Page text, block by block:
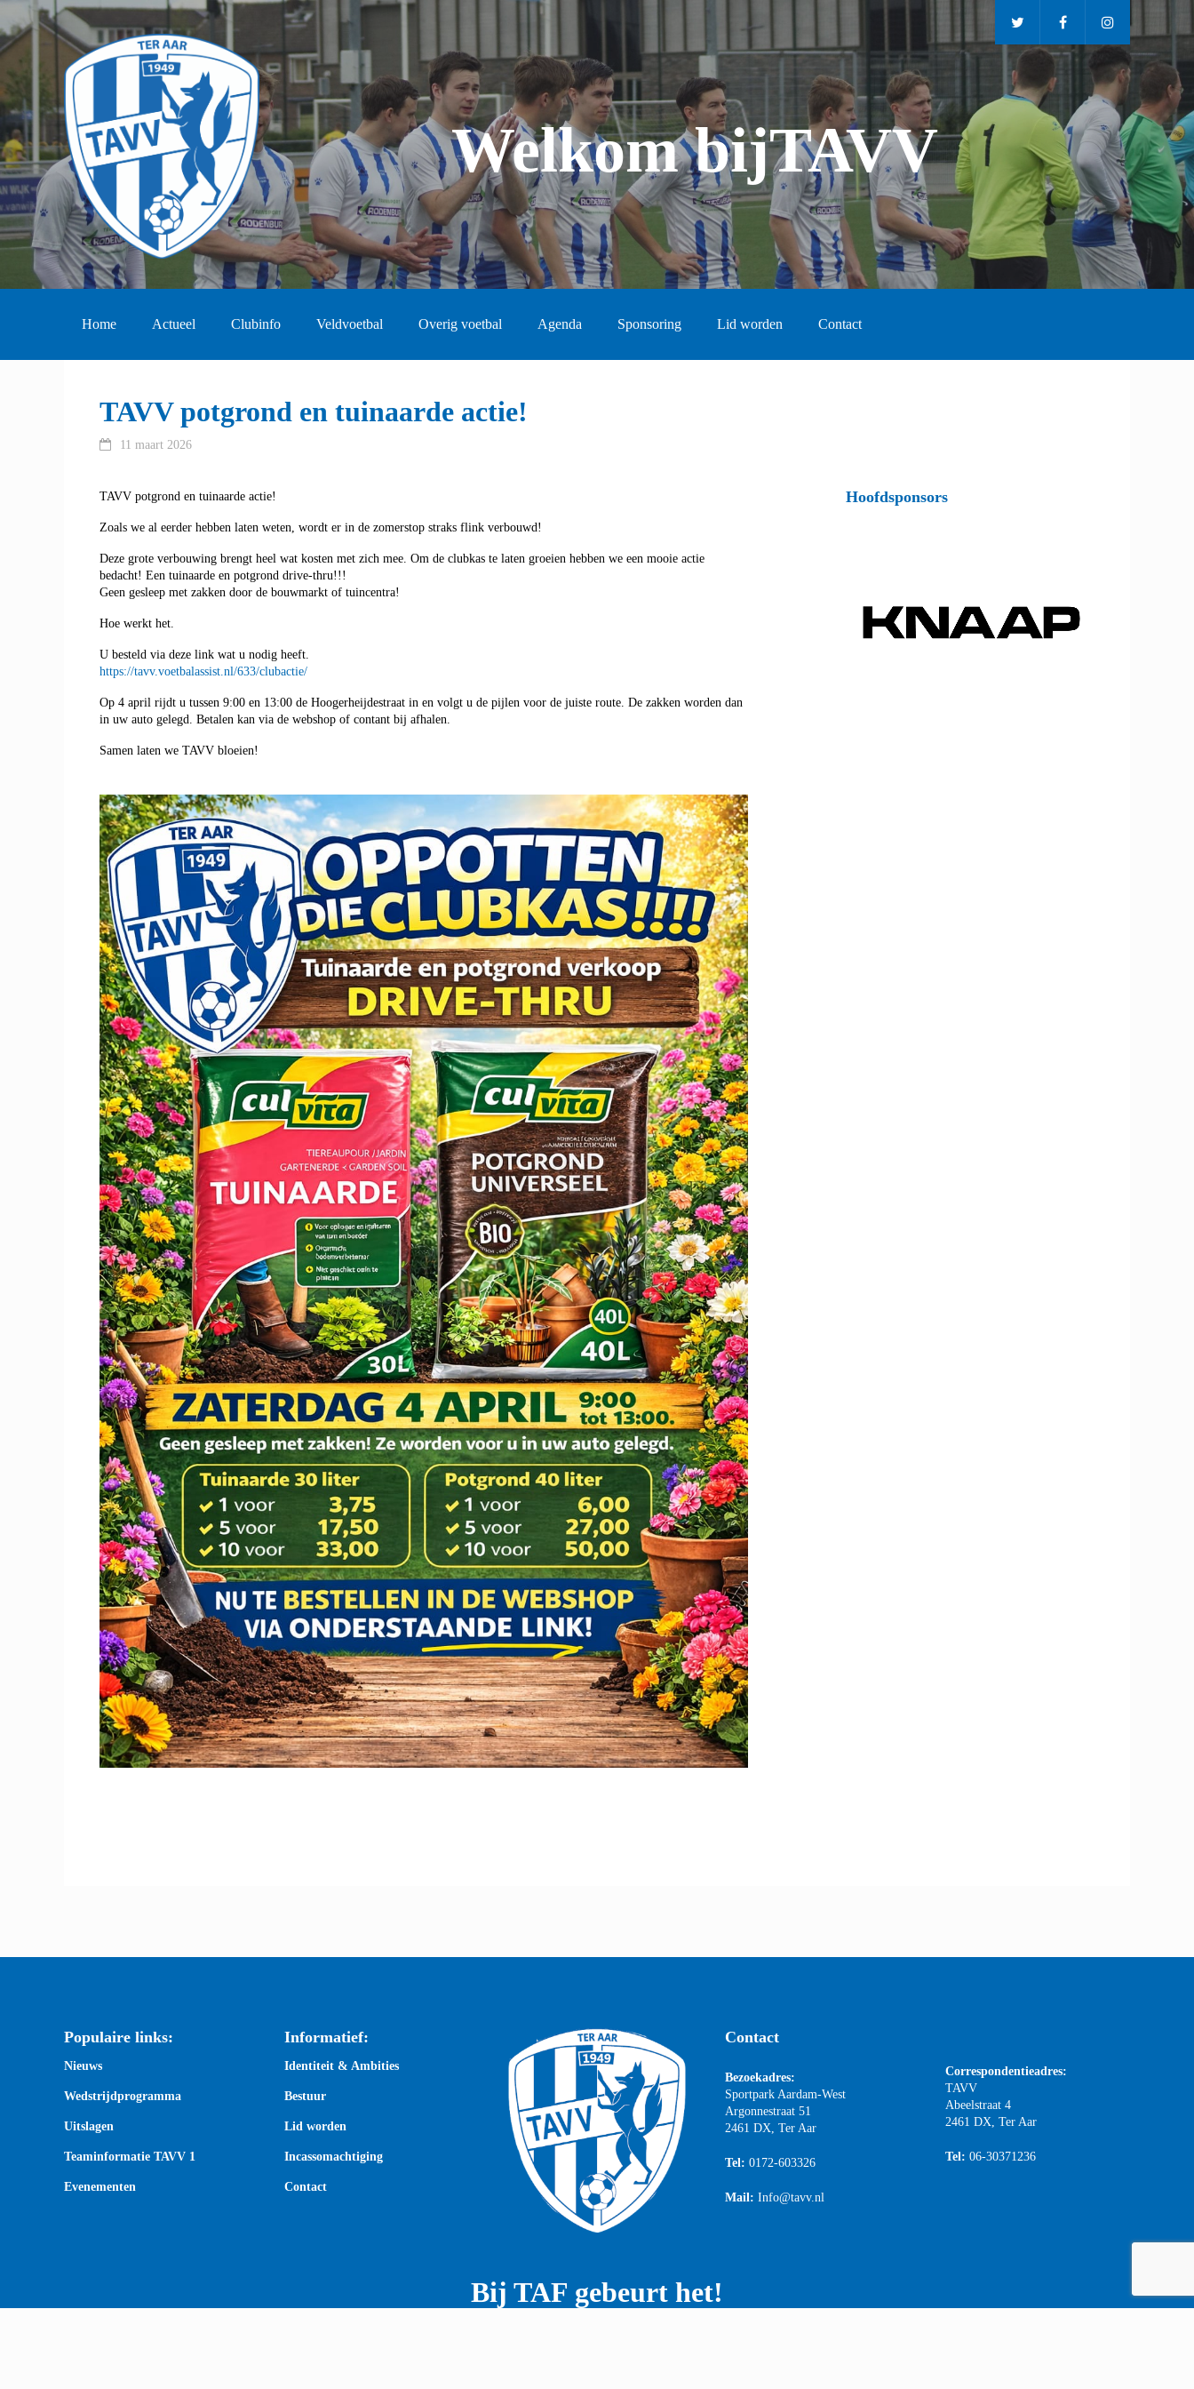
Welkom bijTAVV
Home Actueel Clubinfo Veldvoetbal Overig voetbal Agenda Sponsoring Lid worden Contact
TAVV potgrond en tuinaarde actie!
11 maart 2026
TAVV potgrond en tuinaarde actie!
Zoals we al eerder hebben laten weten, wordt er in de zomerstop straks flink verbouwd!
Deze grote verbouwing brengt heel wat kosten met zich mee. Om de clubkas te laten groeien hebben we een mooie actie
bedacht! Een tuinaarde en potgrond drive-thru!!!
Geen gesleep met zakken door de bouwmarkt of tuincentra!
Hoe werkt het.
U besteld via deze link wat u nodig heeft.
https://tavv.voetbalassist.nl/633/clubactie/
Op 4 april rijdt u tussen 9:00 en 13:00 de Hoogerheijdestraat in en volgt u de pijlen voor de juiste route. De zakken worden dan
in uw auto gelegd. Betalen kan via de webshop of contant bij afhalen.
Samen laten we TAVV bloeien!
Hoofdsponsors
Populaire links:
Nieuws
Wedstrijdprogramma
Uitslagen
Teaminformatie TAVV 1
Evenementen
Informatief:
Identiteit & Ambities
Bestuur
Lid worden
Incassomachtiging
Contact
Contact
Bezoekadres:
Sportpark Aardam-West
Argonnestraat 51
2461 DX, Ter Aar
Tel: 0172-603326
Mail: Info@tavv.nl
Correspondentieadres:
TAVV
Abeelstraat 4
2461 DX, Ter Aar
Tel: 06-30371236
Bij TAF gebeurt het!